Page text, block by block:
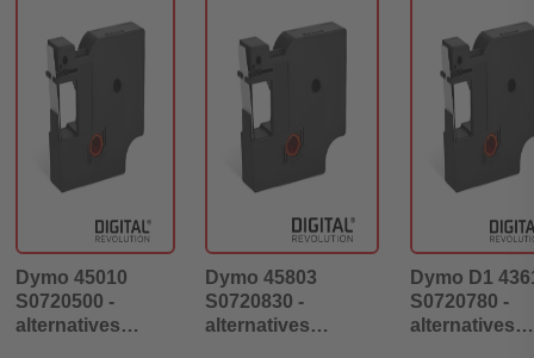
Dymo 45010
S0720500 -
alternatives
Dymo 45803
S0720830 -
alternatives
Dymo D1
S0720780 -
alternatives